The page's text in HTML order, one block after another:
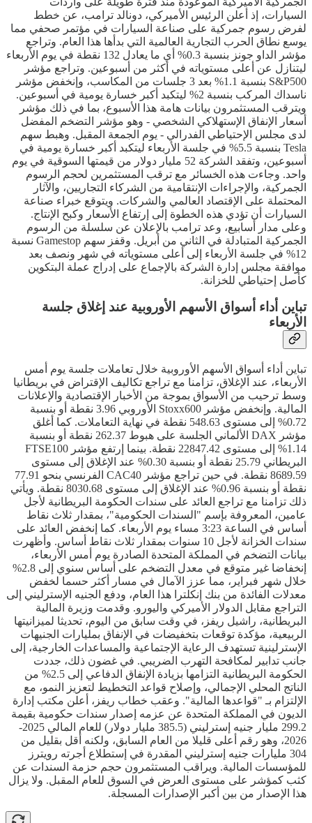
السيارات، إذ أعلن الرئيس الأميركي، دونالد ترامب، عن خطط
لفرض رسوم جمركية على صناعة السيارات في مؤتمر صحفي مما
يوسع نطاق الحرب التجارية العالمية التي بدأها هذا العام. وتراجع
مؤشر الداو جونز بنسبة 0.3% أي ما يعادل 132 نقطة في يوم الأربعاء
ليتنازل عن أعلى مستوياته في أكثر من أسبوعين. وتراجع مؤشر
S&P500 بنسبة 1.1% بعد 3 جلسات من المكاسب، وإنخفض مؤشر
ناسداك المركب بنسبة 2% ليتكبد أكبر خسارة يومية في أسبوعين.
ويترقب المستثمرون بيانات هامة هذا الأسبوع، بما في ذلك مؤشر
أسعار الإنفاق الإستهلاكي الشخصي - وهو مؤشر التضخم المفضل
لدى مجلس الإحتياطي الفدرالي - يوم الجمعة المقبل. وهبط سهم
Tesla بنسبة 5.5% في جلسة الأربعاء ليتكبد أكبر خسارة يومية في
أسبوعين، وتفقد الشركة 52 مليار دولار من قيمتها السوقية في يوم
واحد. وجاءت هذه الخسائر مع ترقب المستثمرين لحجم الرسوم
الجمركية، والإجراءات الإنتقامية من الشركاء التجاريين، والآثار
المحتملة على الإقتصاد العالمي والشركات. ويتوقع خبراء صناعة
السيارات أن تؤدي هذه الخطوة إلى إرتفاع الأسعار وكبح الإنتاج.
وعلى مدار أسابيع، وعد ترامب بالإعلان عن سلسلة من الرسوم
الجمركية المتبادلة في الثاني من أبريل. وقفز سهم Gamestop نسبة
12% في جلسة الأربعاء إلى أعلى مستوياته في شهر ونصف بعد
موافقة مجلس إدارة الشركة بالإجماع على إدراج عملة البتكوين
كأصل إحتياطي للخزانة.
تباين أداء أسواق الأسهم الأوروبية عند إغلاق جلسة
الأربعاء
تباين أداء أسواق الأسهم الأوروبية خلال تعاملات جلسة يوم أمس
الأربعاء، عند الإغلاق، تزامنا مع تراجع تكاليف الإقتراض في بريطانيا
وسط ترحيب من الأسواق بموجة من الأخبار الإقتصادية والإعلانات
المالية. وإنخفض مؤشر Stoxx600 الأوروبي 3.96 نقطة أو بنسبة
0.72% إلى مستوى 548.63 نقطة في نهاية التعاملات. كما أغلق
مؤشر DAX الألماني الجلسة على هبوط 262.37 نقطة أو بنسبة
1.14% إلى مستوى 22847.42 نقطة. بينما إرتفع مؤشر FTSE100
البريطاني 25.79 نقطة أو بنسبة 0.30% عند الإغلاق إلى مستوى
8689.59 نقطة. في حين تراجع مؤشر CAC40 الفرنسي بنحو 77.91
نقطة أو بنسبة 0.96% عند الإغلاق إلى مستوى 8030.68 نقطة. ويأتي
ذلك تزامنا مع تراجع العائد على سندات الحكومة البريطانية لأجل
عامين، المعروفة بإسم "السندات الحكومية"، بمقدار ثلاث نقاط
أساس في الساعة 3:23 مساء يوم الأربعاء. كما إنخفض العائد على
سندات الخزانة لأجل 10 سنوات بمقدار ثلاث نقاط أساس. وأظهرت
بيانات التضخم في المملكة المتحدة الصادرة يوم أمس الأربعاء،
إنخفاضا غير متوقع في معدل التضخم على أساس سنوي إلى 2.8%
خلال شهر فبراير، مما عزز الآمال في مسار أكثر حسما لخفض
معدلات الفائدة من بنك إنكلترا هذا العام، ودفع الجنيه الإسترليني إلى
التراجع مقابل الدولار الأميركي واليورو. وقدمت وزيرة المالية
البريطانية، راشيل ريفز، في وقت سابق من اليوم، تحديثا لميزانيتها
الربيعية، مؤكدة توقعات بتخفيضات في الإنفاق بمليارات الجنيهات
الإسترلينية تستهدف الرعاية الإجتماعية والمساعدات الخارجية، إلى
جانب تدابير لمكافحة التهرب الضريبي. في غضون ذلك، جددت
الحكومة البريطانية التزامها بزيادة الإنفاق الدفاعي إلى 2.5% من
الناتج المحلي الإجمالي، وإصلاح قواعد التخطيط لتعزيز النمو، مع
الإلتزام بـ "قواعدها المالية". وعقب خطاب ريفز، أعلن مكتب إدارة
الديون في المملكة المتحدة عن عزمه إصدار سندات حكومية بقيمة
299.2 مليار جنيه إسترليني (385.5 مليار دولار) للعام المالي 2025-
2026، وهو رقم أعلى قليلا من العام السابق، ولكنه أقل بقليل من
304 مليارات جنيه إسترليني المقدرة في إستطلاع أجرته رويترز
للمؤسسات المالية. ويراقب المستثمرون حجم حزمة السندات عن
كثب كمؤشر على مستوى العرض في السوق للعام المقبل. ولا يزال
هذا الإصدار من بين أكبر الإصدارات المسجلة.